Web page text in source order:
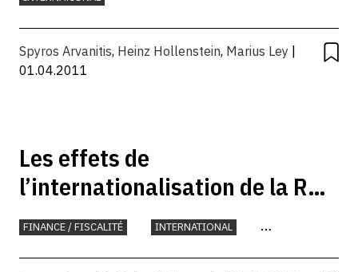
Spyros Arvanitis, Heinz Hollenstein, Marius Ley
01.04.2011
Les effets de
l’internationalisation de la R&D
sur l’économie suisse
FINANCE / FISCALITÉ
INTERNATIONAL